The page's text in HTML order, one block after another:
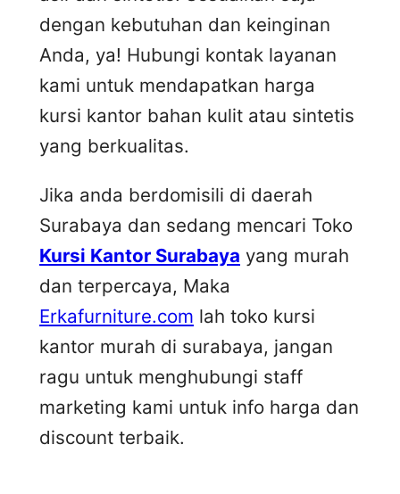
dengan kebutuhan dan keinginan
Anda, ya! Hubungi kontak layanan
kami untuk mendapatkan harga
kursi kantor bahan kulit atau sintetis
yang berkualitas.
Jika anda berdomisili di daerah
Surabaya dan sedang mencari Toko
Kursi Kantor Surabaya yang murah
dan terpercaya, Maka
Erkafurniture.com lah toko kursi
kantor murah di surabaya, jangan
ragu untuk menghubungi staff
marketing kami untuk info harga dan
discount terbaik.